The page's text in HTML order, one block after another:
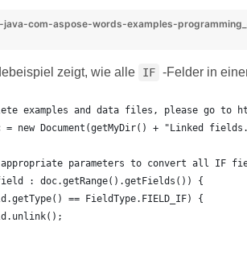
com-aspose-words-examples-
zeigt, wie alle IF -Felder in
examples and data files, please go to
= new Document(getMyDir() + "Linked
parameters to convert all IF
: doc.getRange().getFields()) {
== FieldType.FIELD_IF) {